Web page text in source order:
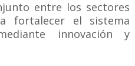
entre los sectores
fortalecer el sistema
innovación y